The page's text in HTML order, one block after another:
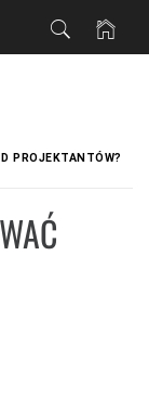
PROJEKTANTÓW?